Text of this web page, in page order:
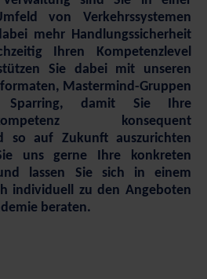
von Verkehrssystemen
mehr Handlungssicherheit
Ihren Kompetenzlevel
Sie dabei mit unseren
Mastermind-Gruppen
Sparring, damit Sie Ihre
konsequent
so auf Zukunft auszurichten
uns gerne Ihre konkreten
lassen Sie sich in einem
individuell zu den Angeboten
beraten.